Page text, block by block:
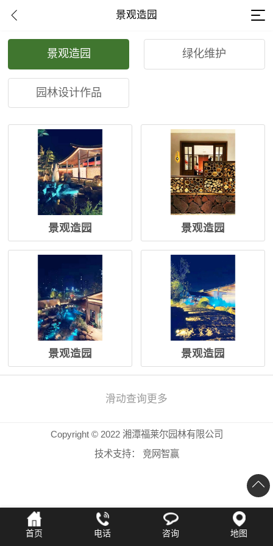
景观造园
景观造园 绿化维护
园林设计作品
景观造园 景观造园
景观造园 景观造园
滑动查询更多
首页 电话 咨询 地图
Copyright © 2022 湘潭福莱尔园林有限公司
技术支持：
竞网智赢